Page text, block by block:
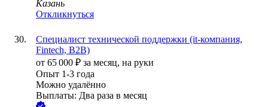
Казань
Откликнуться
Специалист технической поддержки (it-компания,
Fintech, В2В)
от 65 000 ₽ за месяц, на руки
Опыт 1-3 года
Можно удалённо
Выплаты: Два раза в месяц